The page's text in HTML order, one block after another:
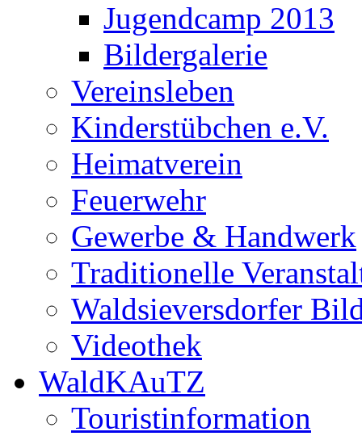
Jugendcamp 2013
Bildergalerie
Vereinsleben
Kinderstübchen e.V.
Heimatverein
Feuerwehr
Gewerbe & Handwerk
Traditionelle
Waldsieversdorfer
Videothek
WaldKAuTZ
Touristinformation